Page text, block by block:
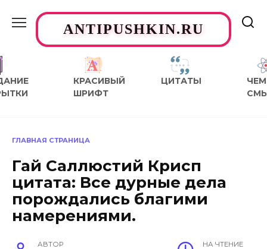
содержаниюANTIPUSHKIN.RU
КРАСИВЫЙ
ШРИФТ
ЦИТАТЫ
ЧЕМ
ГЛАВНАЯ СТРАНИЦА
Гай Саллюстий Крисп
цитата: Все дурные дела
порождались благими
намерениями.
АВТОР НА ЧТЕНИЕ